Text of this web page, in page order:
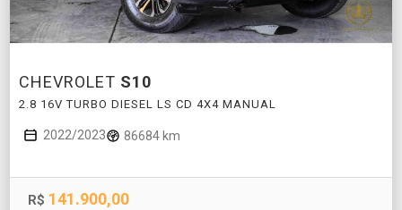
CHEVROLET S10
2.8 16V TURBO DIESEL LS CD 4X4 MANUAL
2022/2023 86684 km
R$ 141.900,00